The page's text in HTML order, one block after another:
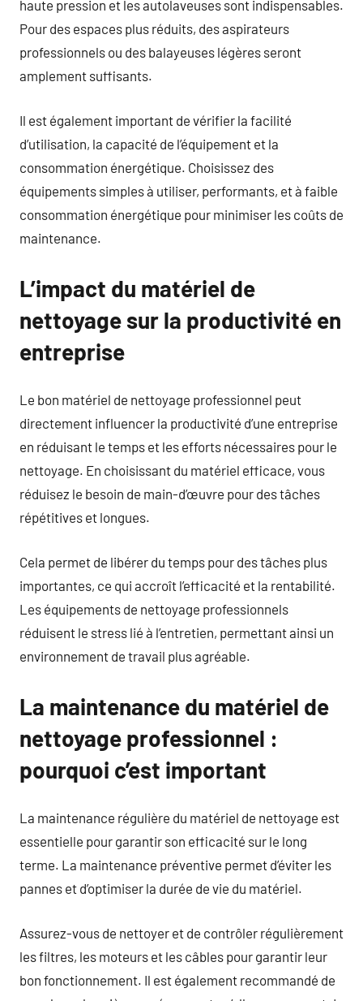
haute pression et les autolaveuses sont indispensables.
Pour des espaces plus réduits, des aspirateurs
professionnels ou des balayeuses légères seront
amplement suffisants.
Il est également important de vérifier la facilité
d’utilisation, la capacité de l’équipement et la
consommation énergétique. Choisissez des
équipements simples à utiliser, performants, et à faible
consommation énergétique pour minimiser les coûts de
maintenance.
L’impact du matériel de
nettoyage sur la productivité en
entreprise
Le bon matériel de nettoyage professionnel peut
directement influencer la productivité d’une entreprise
en réduisant le temps et les efforts nécessaires pour le
nettoyage. En choisissant du matériel efficace, vous
réduisez le besoin de main-d’œuvre pour des tâches
répétitives et longues.
Cela permet de libérer du temps pour des tâches plus
importantes, ce qui accroît l’efficacité et la rentabilité.
Les équipements de nettoyage professionnels
réduisent le stress lié à l’entretien, permettant ainsi un
environnement de travail plus agréable.
La maintenance du matériel de
nettoyage professionnel :
pourquoi c’est important
La maintenance régulière du matériel de nettoyage est
essentielle pour garantir son efficacité sur le long
terme. La maintenance préventive permet d’éviter les
pannes et d’optimiser la durée de vie du matériel.
Assurez-vous de nettoyer et de contrôler régulièrement
les filtres, les moteurs et les câbles pour garantir leur
bon fonctionnement. Il est également recommandé de